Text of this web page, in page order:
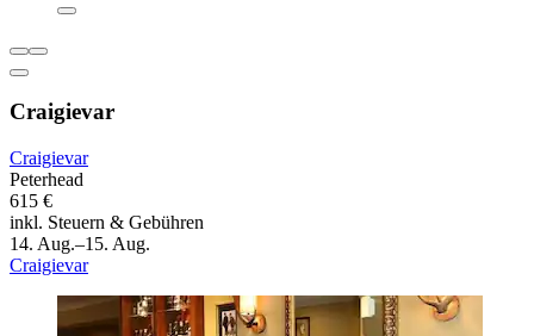
Craigievar
Craigievar
Peterhead
615 €
inkl. Steuern & Gebühren
14. Aug.–15. Aug.
Craigievar